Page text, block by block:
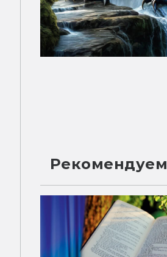
Рекомендуем